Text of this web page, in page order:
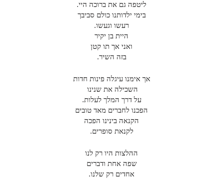
ליטפה גם את ברוכה היי.
בימי ילדותנו כולם סביבך
רעשו וגעשו.
היית בן יקיר
ואני אך תו קטן
בזה השיר.
אך אימנו עיגלה פינות חדות
השכילה את שנינו
על דרך המלך לעלות.
הפכנו לחברים מאד טובים
הקנאה בינינו הפכה
לקנאת סופרים.
ההלצות היו רק לנו
שפה אחת ודברים
אחדים רק שלנו.